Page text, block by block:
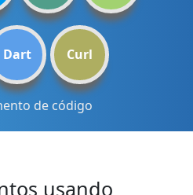
Dart Curl
de código
usando